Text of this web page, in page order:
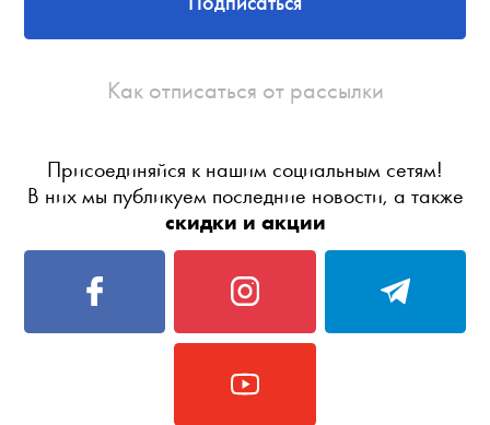
Как отписаться от рассылки
Присоединяйся к нашим социальным сетям!
В них мы публикуем последние новости, а также
скидки и акции